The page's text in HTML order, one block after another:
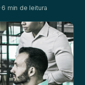
·6 min de leitura